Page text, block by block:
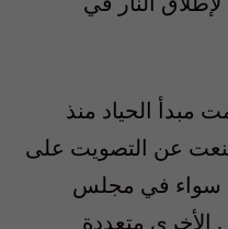
مبدأ الحياد منذ
عن التصويت على
سواء في مجلس
الأخرى متعددة